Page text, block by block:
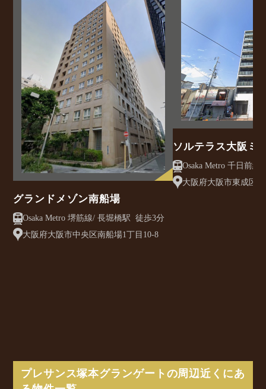
グランドメゾン南船場
Osaka Metro 堺筋線/ 長堀橋駅 徒歩3分
大阪府大阪市中央区南船場1丁目10-8
ソルテラス大阪ミ
クレアスト
大阪府大阪市東成区
プレサンス塚本グランゲートの周辺近くにあ